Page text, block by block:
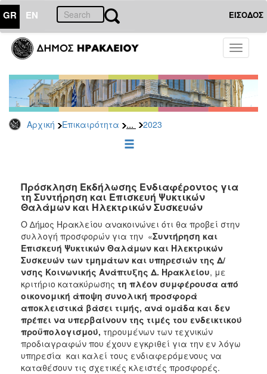
GR EN ΕΙΣΟΔΟΣ
Toggle
Αρχική Επικαιρότητα ... 2023
ΕΠΙΚΑΙΡΟΤΗΤΑ
-
Δημοπρασίες
Αρχείο
2026
2022
2021
2020
2019
2018
2017
2016
2015
2013
Πρόσκληση Εκδήλωσης Ενδιαφέροντος για
τη Συντήρηση και Επισκευή Ψυκτικών
Θαλάμων και Ηλεκτρικών Συσκευών
Ο ∆ήµος Ηρακλείου ανακοινώνει ότι θα προβεί στην
συλλογή προσφορών για την «Συντήρηση και
Επισκευή Ψυκτικών Θαλάμων και Ηλεκτρικών
Συσκευών των τμημάτων και υπηρεσιών της Δ/
νσης Κοινωνικής Ανάπτυξης Δ. Ηρακλείου, με
κριτήριο κατακύρωσης τη πλέον συμφέρουσα από
οικονομική άποψη συνολική προσφορά
αποκλειστικά βάσει τιμής, ανά ομάδα και δεν
πρέπει να υπερβαίνουν της τιμές του ενδεικτικού
προϋπολογισμού, τηρουμένων των τεχνικών
προδιαγραφών που έχουν εγκριθεί για την εν λόγω
υπηρεσία και καλεί τους ενδιαφερόμενους να
καταθέσουν τις σχετικές κλειστές προσφορές.